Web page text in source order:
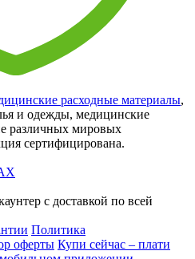
расходные материалы,
и одежды, медицинские
различных мировых
сертифицирована.
с доставкой по всей
Политика
оферты Купи сейчас – плати